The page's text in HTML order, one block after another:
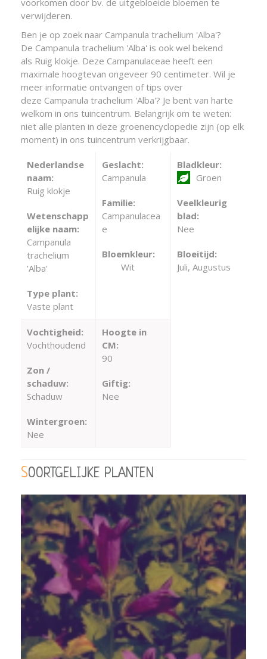
voorkomen door bv. de uitgebloeide bloemen te
verwijderen.
Ben je op zoek naar Campanula trachelium 'Alba'?
De Campanula trachelium 'Alba' is ook wel bekend
als Ruig klokje. Deze Campanulaceae heeft een
maximale hoogtevan ongeveer 90 centimeter. Wil je
meer informatie ontvangen of tips over
deze Campanula trachelium 'Alba'? Je bent van harte
welkom in ons tuincentrum. Belangrijk om te weten:
niet alle planten in deze groenencyclopedie zijn (op elk
moment) in ons tuincentrum verkrijgbaar.
Nederlandse
naam:
Ruig klokje
Wetenschapp
elijke naam:
Campanula
trachelium
'Alba'
Type plant:
Vaste plant
Geslacht:
Campanula
Familie:
Campanulacea
e
Bloemkleur:
Wit
Bladkleur:
Groen
Veelkleurig
blad:
Nee
Bloeitijd:
Juli, Augustus
Vochtigheid:
Vochthoudend
Zon /
schaduw:
Schaduw
Wintergroen:
Nee
Hoogte in
CM:
90
Giftig:
Nee
SOORTGELIJKE PLANTEN